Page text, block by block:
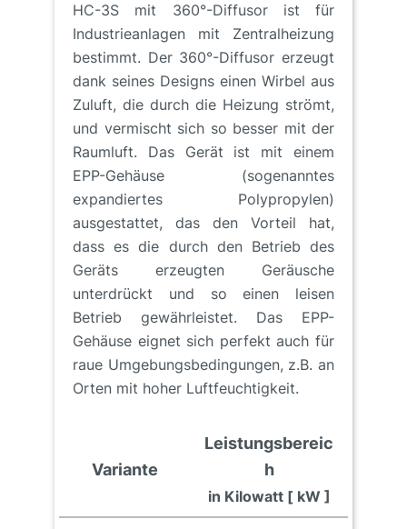
HC-3S mit 360°-Diffusor ist für
Industrieanlagen mit Zentralheizung
bestimmt. Der 360°-Diffusor erzeugt
dank seines Designs einen Wirbel aus
Zuluft, die durch die Heizung strömt,
und vermischt sich so besser mit der
Raumluft. Das Gerät ist mit einem
EPP-Gehäuse (sogenanntes
expandiertes Polypropylen)
ausgestattet, das den Vorteil hat,
dass es die durch den Betrieb des
Geräts erzeugten Geräusche
unterdrückt und so einen leisen
Betrieb gewährleistet. Das EPP-
Gehäuse eignet sich perfekt auch für
raue Umgebungsbedingungen, z.B. an
Orten mit hoher Luftfeuchtigkeit.
Variante
Leistungsbereic
h
in Kilowatt [ kW ]